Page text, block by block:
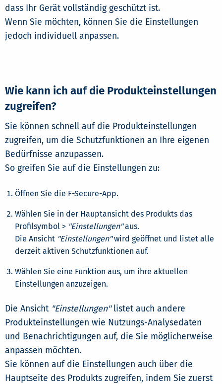
dass Ihr Gerät vollständig geschützt ist.
Wenn Sie möchten, können Sie die Einstellungen
jedoch individuell anpassen.
Wie kann ich auf die Produkteinstellungen
zugreifen?
Sie können schnell auf die Produkteinstellungen
zugreifen, um die Schutzfunktionen an Ihre eigenen
Bedürfnisse anzupassen.
So greifen Sie auf die Einstellungen zu:
Öffnen Sie die F-Secure-App.
Wählen Sie in der Hauptansicht des Produkts das
Profilsymbol > "Einstellungen"aus.
Die Ansicht "Einstellungen"wird geöffnet und listet alle
derzeit aktiven Schutzfunktionen auf.
Wählen Sie eine Funktion aus, um ihre aktuellen
Einstellungen anzuzeigen.
Die Ansicht "Einstellungen"listet auch andere
Produkteinstellungen wie Nutzungs-Analysedaten
und Benachrichtigungen auf, die Sie möglicherweise
anpassen möchten.
Sie können auf die Einstellungen auch über die
Hauptseite des Produkts zugreifen, indem Sie zuerst